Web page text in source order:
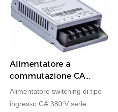
design antipioggia supporta
400 W per la selezione.
Alimentatore a
commutazione CA
Ingresso 380 V. Tipo di
funzione Alimentatore
Alimentatore switching di tipo
ingresso CA 380 V serie